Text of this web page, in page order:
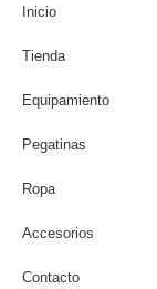
Inicio
Tienda
Equipamiento
Pegatinas
Ropa
Accesorios
Contacto